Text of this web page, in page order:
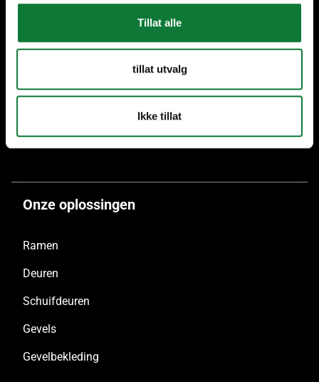
Tillat alle
tillat utvalg
Ikke tillat
Meer dan 40 SAPA
België
Onze oplossingen
Ramen
Deuren
Schuifdeuren
Gevels
Gevelbekleding